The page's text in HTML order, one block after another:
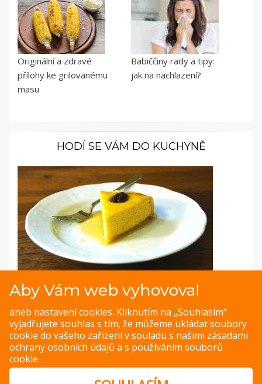
Originální a zdravé
přílohy ke grilovanému
masu
Babiččiny rady a tipy:
jak na nachlazení?
HODÍ SE VÁM DO KUCHYNĚ
Fotopostup: Dýňový koláč s pekanovými
ořechy a javorovým sirupem
Sladký dýňový koláč se inspiroval tradicí Díkuvzdání. Stějně
tak výborný bude i s vlašskými ořechy z české zahrádky.
ZOBRAZIT
Aby Vám web vyhovoval
aneb nastavení cookies. Kliknutím na „Souhlasím“
vyjadřujete souhlas s tím, že můžeme ukládat soubory
cookie do vašeho zařízení v souladu s našimi zásadami
ochrany osobních údajů a s používáním souborů
cookie.